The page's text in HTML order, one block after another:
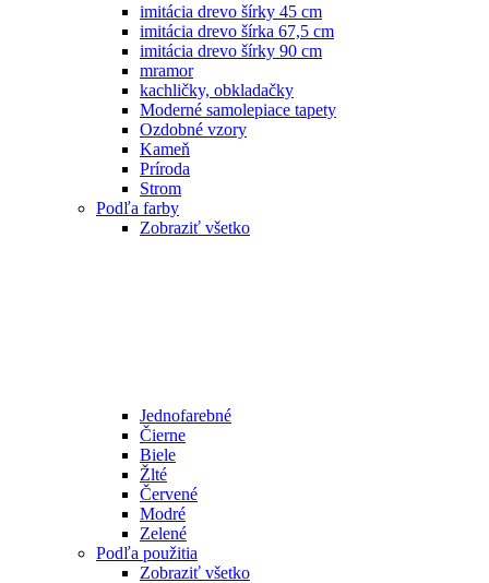
imitácia drevo šírky 45 cm
imitácia drevo šírka 67,5 cm
imitácia drevo šírky 90 cm
mramor
kachličky, obkladačky
Moderné samolepiace tapety
Ozdobné vzory
Kameň
Príroda
Strom
Podľa farby
Zobraziť všetko
Jednofarebné
Čierne
Biele
Žlté
Červené
Modré
Zelené
Podľa použitia
Zobraziť všetko